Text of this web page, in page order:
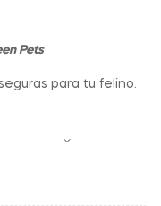
Pets
para tu felino.